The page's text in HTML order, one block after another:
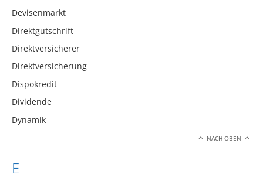
Devisenmarkt
Direktgutschrift
Direktversicherer
Direktversicherung
Dispokredit
Dividende
Dynamik
NACH OBEN
E